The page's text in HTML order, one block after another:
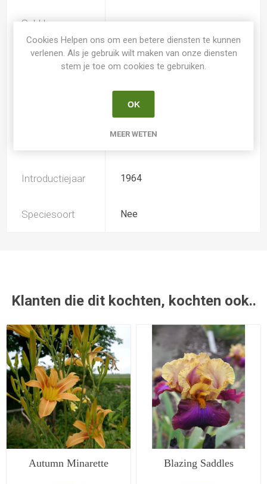
Subkleur
Irissen
IB
Iris Germanica Intermediair
Introductiejaar 1964
Speciesoort Nee
Klanten die dit kochten, kochten ook..
Autumn Minarette Blazing Saddles
Cookies Helpen ons om een betere diensten te kunnen
verlenen. Als je gebruik wilt maken van onze diensten
stem je toe om cookies te gebruiken.
OK
MEER WETEN